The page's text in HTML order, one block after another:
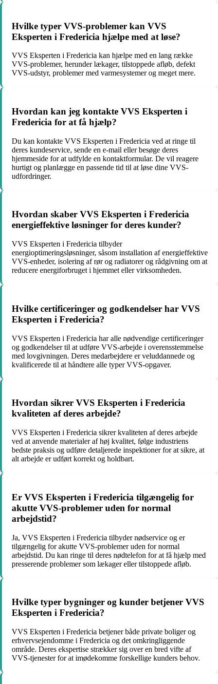
Hvilke typer VVS-problemer kan VVS
Eksperten i Fredericia hjælpe med at løse?
VVS Eksperten i Fredericia kan hjælpe med en lang række
VVS-problemer, herunder lækager, tilstoppede afløb, defekt
VVS-udstyr, problemer med varmesystemer og meget mere.
Hvordan kan jeg kontakte VVS Eksperten i
Fredericia for at få hjælp?
Du kan kontakte VVS Eksperten i Fredericia ved at ringe til
deres kundeservice, sende en e-mail eller besøge deres
hjemmeside for at udfylde en kontaktformular. De vil reagere
hurtigt og planlægge en passende tid til at løse dine VVS-
udfordringer.
Hvordan skaber VVS Eksperten i Fredericia
energieffektive løsninger for deres kunder?
VVS Eksperten i Fredericia tilbyder
energioptimeringsløsninger, såsom installation af energieffektive
VVS-enheder, isolering af rør og radiatorer og rådgivning om at
reducere energiforbruget i hjemmet eller virksomheden.
Hvilke certificeringer og godkendelser har VVS
Eksperten i Fredericia?
VVS Eksperten i Fredericia har alle nødvendige certificeringer
og godkendelser til at udføre VVS-arbejde i overensstemmelse
med lovgivningen. Deres medarbejdere er veluddannede og
kvalificerede til at håndtere alle typer VVS-opgaver.
Hvordan sikrer VVS Eksperten i Fredericia
kvaliteten af deres arbejde?
VVS Eksperten i Fredericia sikrer kvaliteten af deres arbejde
ved at anvende materialer af høj kvalitet, følge industriens
bedste praksis og udføre detaljerede inspektioner for at sikre, at
alt arbejde er udført korrekt og holdbart.
Er VVS Eksperten i Fredericia tilgængelig for
akutte VVS-problemer uden for normal
arbejdstid?
Ja, VVS Eksperten i Fredericia tilbyder nødservice og er
tilgængelig for akutte VVS-problemer uden for normal
arbejdstid. Du kan ringe til deres nødtelefon for at få hjælp med
presserende problemer som lækager eller tilstoppede afløb.
Hvilke typer bygninger og kunder betjener VVS
Eksperten i Fredericia?
VVS Eksperten i Fredericia betjener både private boliger og
erhvervsejendomme i Fredericia og det omkringliggende
område. Deres ekspertise strækker sig over en bred vifte af
VVS-tjenester for at imødekomme forskellige kunders behov.